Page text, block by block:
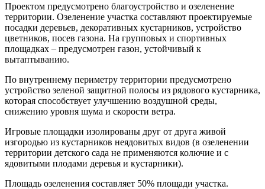
Проектом предусмотрено благоустройство и озеленение
территории. Озеленение участка составляют проектируемые
посадки деревьев, декоративных кустарников, устройство
цветников, посев газона. На групповых и спортивных
площадках – предусмотрен газон, устойчивый к
вытаптыванию.
По внутреннему периметру территории предусмотрено
устройство зеленой защитной полосы из рядового кустарника,
которая способствует улучшению воздушной среды,
снижению уровня шума и скорости ветра.
Игровые площадки изолированы друг от друга живой
изгородью из кустарников неядовитых видов (в озеленении
территории детского сада не применяются колючие и с
ядовитыми плодами деревья и кустарники).
Площадь озеленения составляет 50% площади участка.